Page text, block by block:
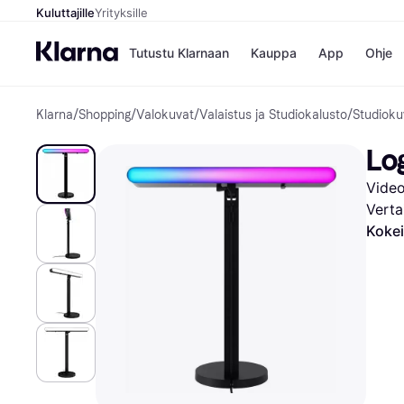
KuluttajilleYrityksille
Tutustu Klarnaan Kauppa
Kaupat
Gigantti
H&M
Peten
Wolt
App Ohje
Klarna/Shopping/Valokuvat/Valaistus ja Studiokalusto/